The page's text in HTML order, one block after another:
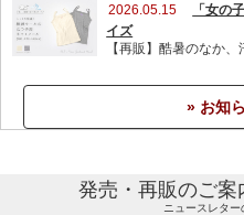
2026.05.15
「女の
イズ
» お知
発売・再販のご案
ニュースレタ